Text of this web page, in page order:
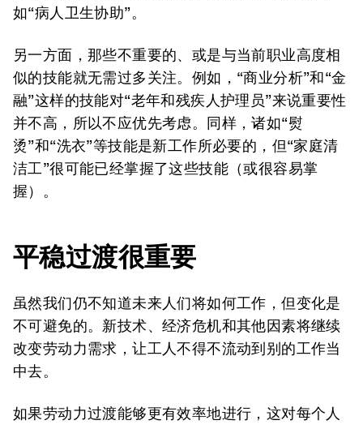
如“病人卫生协助”。
另一方面，那些不重要的、或是与当前职业高度相
似的技能就无需过多关注。例如，“商业分析”和“金
融”这样的技能对“老年和残疾人护理员”来说重要性
并不高，所以不应优先考虑。同样，诸如“熨
烫”和“洗衣”等技能是新工作所必要的，但“家庭清
洁工”很可能已经掌握了这些技能（或很容易掌
握）。
平稳过渡很重要
虽然我们仍不知道未来人们将如何工作，但变化是
不可避免的。新技术、经济危机和其他因素将继续
改变劳动力需求，让工人不得不流动到别的工作当
中去。
如果劳动力过渡能够更有效率地进行，这对每个人